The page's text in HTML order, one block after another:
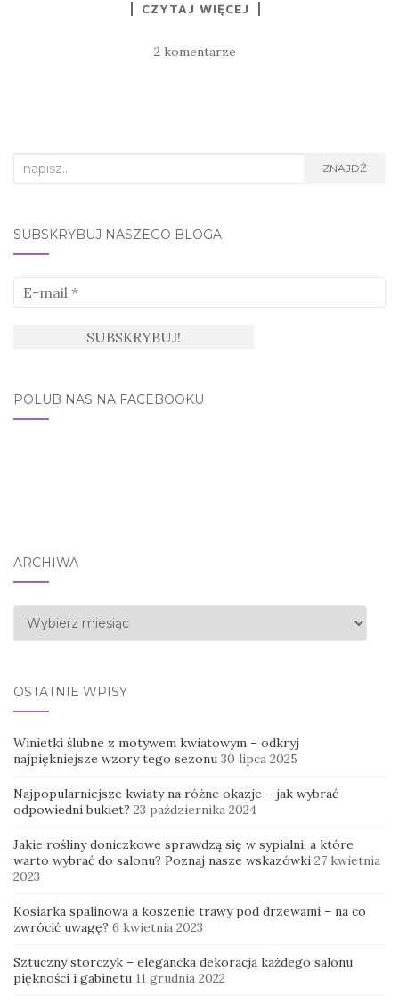
CZYTAJ WIĘCEJ
2 komentarze
Search
ZNAJDŹ
SUBSKRYBUJ NASZEGO BLOGA
POLUB NAS NA FACEBOOKU
ARCHIWA
Archiwa
OSTATNIE WPISY
Winietki ślubne z motywem kwiatowym – odkryj
najpiękniejsze wzory tego sezonu 30 lipca 2025
Najpopularniejsze kwiaty na różne okazje – jak wybrać
odpowiedni bukiet? 23 października 2024
Jakie rośliny doniczkowe sprawdzą się w sypialni, a które
warto wybrać do salonu? Poznaj nasze wskazówki 27 kwietnia
2023
Kosiarka spalinowa a koszenie trawy pod drzewami – na co
zwrócić uwagę? 6 kwietnia 2023
Sztuczny storczyk – elegancka dekoracja każdego salonu
piękności i gabinetu 11 grudnia 2022